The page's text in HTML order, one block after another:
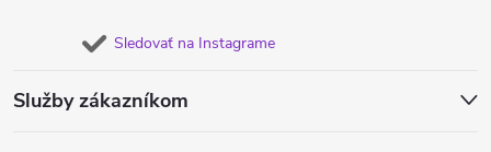
Sledovať na Instagrame
Služby zákazníkom